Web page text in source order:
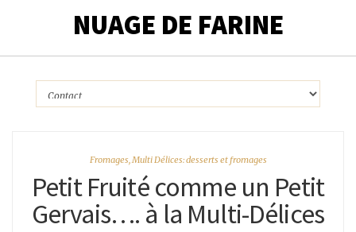
NUAGE DE FARINE
Fromages,Multi Délices: desserts et fromages
Petit Fruité comme un Petit
Gervais…. à la Multi-Délices